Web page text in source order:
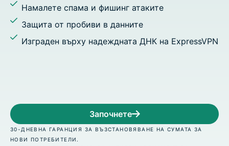
атаките
данните
ДНК на ExpressVPN
НА СУМАТА ЗА
имейли
си
30-ДНЕВНА ГАРАНЦИЯ ЗА